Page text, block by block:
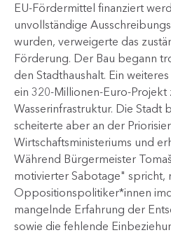
EU-Fördermittel finanziert
unvollständige
wurden, verweigerte das
Förderung. Der Bau begann
den Stadthaushalt. Ein
ein 320-Millionen-Euro-
Wasserinfrastruktur. Die Stadt
scheiterte aber an der
Wirtschaftsministeriums und
Während Bürgermeister
motivierter Sabotage" spricht,
Oppositionspolitiker*innen
mangelnde Erfahrung der
sowie die fehlende